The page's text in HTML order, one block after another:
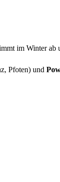
im Win­ter ab
Pfo­ten) und